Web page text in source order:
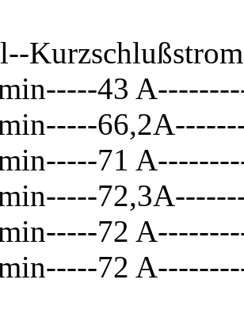
43
71
72
72